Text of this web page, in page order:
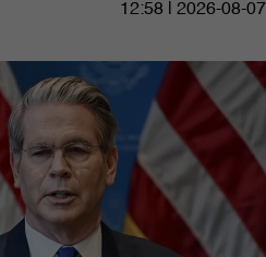
12:58 | 2026-08-07